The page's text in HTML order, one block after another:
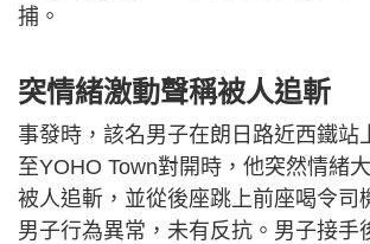
捕。
突情緒激動聲稱被人追斬
事發時，該名男子在朗日路近西鐵站
至YOHO Town對開時，他突然情緒
被人追斬，並從後座跳上前座喝令司
男子行為異常，未有反抗。男子接手